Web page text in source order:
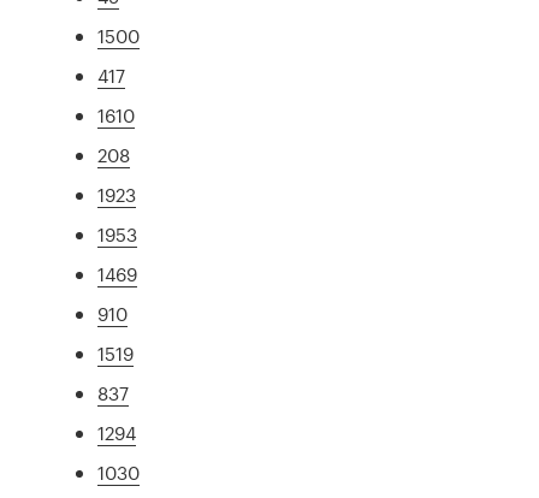
1500
417
1610
208
1923
1953
1469
910
1519
837
1294
1030